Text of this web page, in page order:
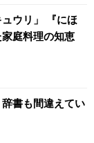
ュウリ」 『にほ
庭料理の知恵
書も間違えてい